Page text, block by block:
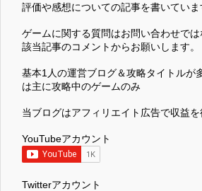
評価や感想についての記事を書いていま
ゲームに関する質問はお問い合わせで
該当記事のコメントからお願いします。
基本1人の運営ブログ＆攻略タイトルが
は主に攻略中のゲームのみ
当ブログはアフィリエイト広告で収益を
YouTubeアカウント
Twitterアカウント